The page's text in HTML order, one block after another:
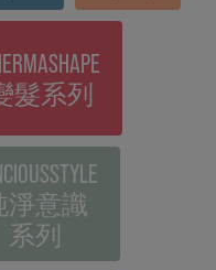
髮系列
淨意識
系列